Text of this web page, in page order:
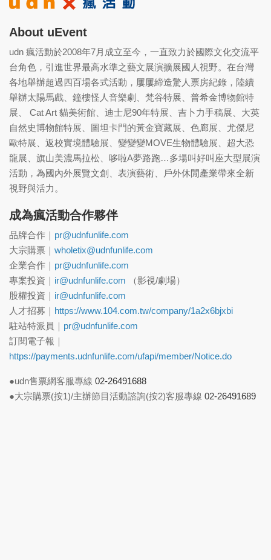
About uEvent
udn 瘋活動於2008年7月成立至今，一直致力於國際文化交流平
台角色，引進世界最高水準之藝文展演擴展國人視野。在台灣
各地舉辦超過四百場各式活動，屢屢締造驚人票房紀錄，陸續
舉辦太陽馬戲、鐘樓怪人音樂劇、梵谷特展、普希金博物館特
展、 Cat Art 貓美術館、迪士尼90年特展、吉卜力手稿展、大英
自然史博物館特展、圖坦卡門的黃金寶藏展、色廊展、尤傑尼
歐特展、返校實境體驗展、變變變MOVE生物體驗展、超大恐
龍展、旗山美濃馬拉松、哆啦A夢路跑…多場叫好叫座大型展演
活動，為國內外展覽文創、表演藝術、戶外休閒產業帶來全新
視野與活力。
成為瘋活動合作夥伴
品牌合作｜ pr@udnfunlife.com
大宗購票｜ wholetix@udnfunlife.com
企業合作｜ pr@udnfunlife.com
專案投資｜ ir@udnfunlife.com （影視/劇場）
股權投資｜ ir@udnfunlife.com
人才招募｜ https://www.104.com.tw/company/1a2x6bjxbi
駐站特派員｜ pr@udnfunlife.com
訂閱電子報｜
https://payments.udnfunlife.com/ufapi/member/Notice.do
●udn售票網客服專線 02-26491688
●大宗購票(按1)/主辦節目活動諮詢(按2)客服專線 02-26491689